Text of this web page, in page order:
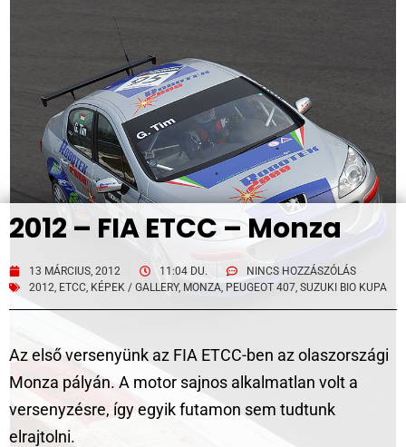
2012 – FIA ETCC – Monza
13 MÁRCIUS, 2012 11:04 DU.
NINCS HOZZÁSZÓLÁS
2012, ETCC, KÉPEK / GALLERY, MONZA, PEUGEOT 407, SUZUKI BIO KUPA
Az első versenyünk az FIA ETCC-ben az olaszországi
Monza pályán. A motor sajnos alkalmatlan volt a
versenyzésre, így egyik futamon sem tudtunk
elrajtolni.